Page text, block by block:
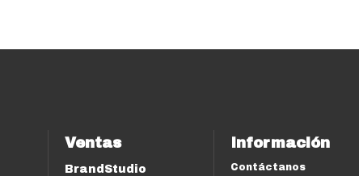
Ventas
BrandStudio
Información
Contáctanos